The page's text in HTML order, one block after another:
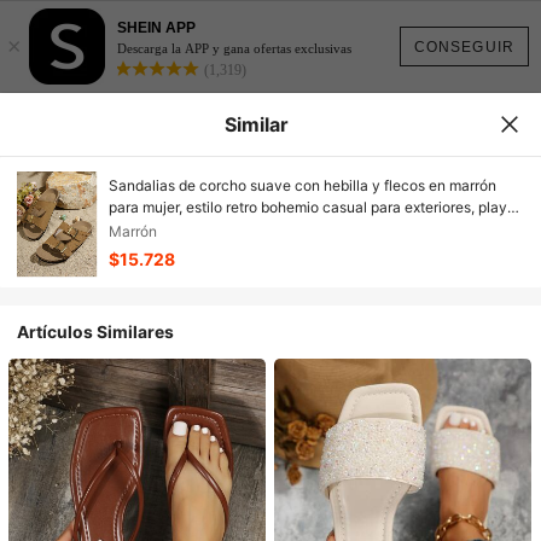
CONSEGUIR
×
SHEIN APP
Descarga la APP y gana ofertas exclusivas
(1,319)
Similar
Sandalias de corcho suave con hebilla y flecos en marrón
para mujer, estilo retro bohemio casual para exteriores, playa
y vacaciones, recomendadas por influencers, sandalias
planas minimalistas francesas
Marrón
$15.728
Artículos Similares